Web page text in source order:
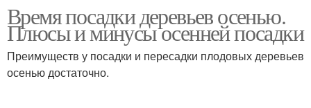
Время посадки деревьев осенью.
Плюсы и минусы осенней посадки
Преимуществ у посадки и пересадки плодовых деревьев
осенью достаточно.